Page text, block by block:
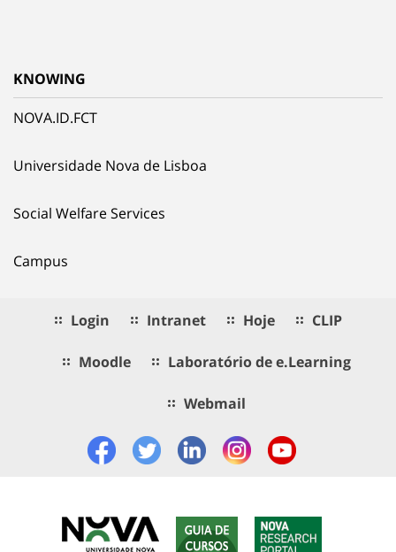
KNOWING
NOVA.ID.FCT
Universidade Nova de Lisboa
Social Welfare Services
Campus
Login Intranet Hoje CLIP
Moodle Laboratório de e.Learning
Webmail